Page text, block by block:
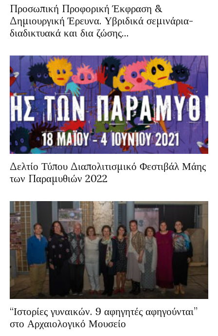
Προσωπική Προφορική Έκφραση &
Δημιουργική Έρευνα. Υβριδικά σεμινάρια-
διαδικτυακά και δια ζώσης...
Δελτίο Τύπου Διαπολιτισμικό Φεστιβάλ Μάης
των Παραμυθιών 2022
“Ιστορίες γυναικών. 9 αφηγητές αφηγούνται”
στο Αρχαιολογικό Μουσείο